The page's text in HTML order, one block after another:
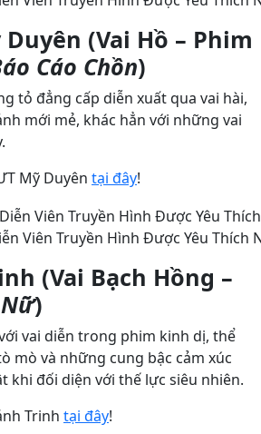
Duyên (Vai Hồ – Phim
Cáo Chồn)
tỏ đẳng cấp diễn xuất qua vai hài,
mới mẻ, khác hẳn với những vai
Mỹ Duyên tại đây!
Viên Truyền Hình Được Yêu Thích
(Vai Bạch Hồng –
)
vai diễn trong phim kinh dị, thể
mò và những cung bậc cảm xúc
khi đối diện với thế lực siêu nhiên.
Trinh tại đây!